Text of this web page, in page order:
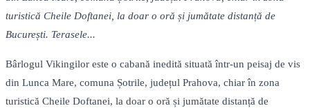
turistică Cheile Doftanei, la doar o oră și jumătate distanță de
București. Terasele...
Bârlogul Vikingilor este o cabană inedită situată într-un peisaj de vis
din Lunca Mare, comuna Șotrile, județul Prahova, chiar în zona
turistică Cheile Doftanei, la doar o oră și jumătate distanță de